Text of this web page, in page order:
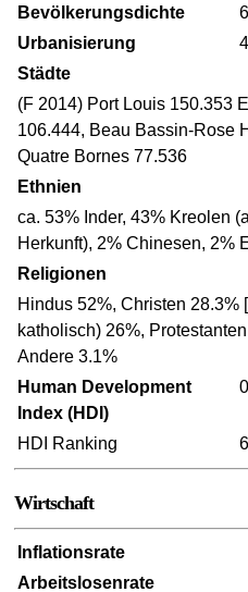
Bevölkerungsdichte
Urbanisierung
Städte
(F 2014) Port Louis 150.353
106.444, Beau Bassin-Rose
Quatre Bornes 77.536
Ethnien
ca. 53% Inder, 43% Kreolen
Herkunft), 2% Chinesen, 2%
Religionen
Hindus 52%, Christen 28.3%
katholisch) 26%,
Andere 3.1%
Human Development
Index (HDI)
HDI Ranking
Wirtschaft
Inflationsrate
Arbeitslosenrate